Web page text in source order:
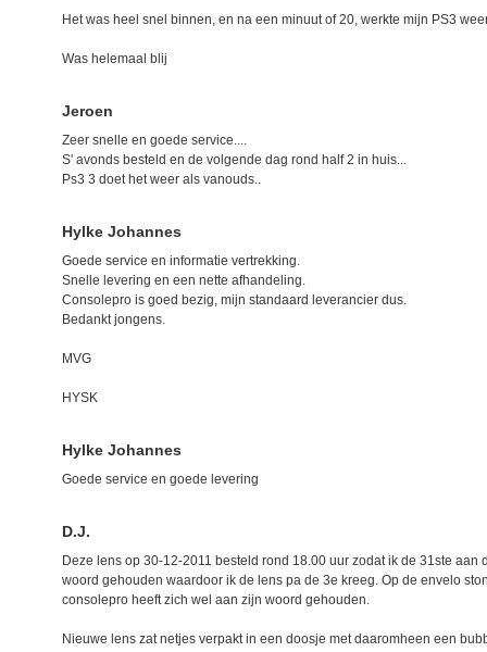
Het was heel snel binnen, en na een minuut of 20, werkte mijn PS3
Was helemaal blij
Jeroen
Zeer snelle en goede service....
S' avonds besteld en de volgende dag rond half 2 in huis...
Ps3 3 doet het weer als vanouds..
Hylke Johannes
Goede service en informatie vertrekking.
Snelle levering en een nette afhandeling.
Consolepro is goed bezig, mijn standaard leverancier dus.
Bedankt jongens.
MVG
HYSK
Hylke Johannes
Goede service en goede levering
D.J.
Deze lens op 30-12-2011 besteld rond 18.00 uur zodat ik de 31ste aan
woord gehouden waardoor ik de lens pa de 3e kreeg. Op de envelo
consolepro heeft zich wel aan zijn woord gehouden.
Nieuwe lens zat netjes verpakt in een doosje met daaromheen een